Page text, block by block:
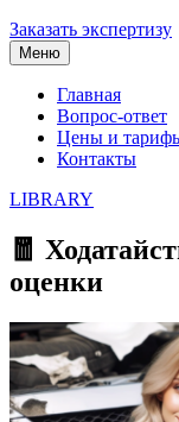
Заказать экспертизу
Меню
Главная
Вопрос-ответ
Цены и
Контакты
LIBRARY
🧧
оценки